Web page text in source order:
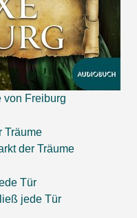
von Freiburg
der Träume
jede Tür